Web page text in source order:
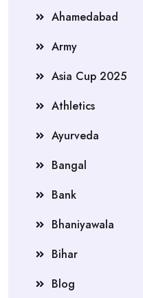
Ahamedabad
Army
Asia Cup 2025
Athletics
Ayurveda
Bangal
Bank
Bhaniyawala
Bihar
Blog